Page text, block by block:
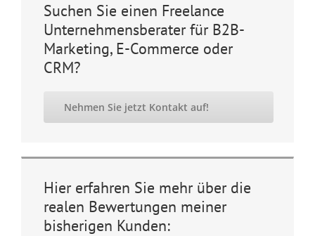
Suchen Sie einen Freelance
Unternehmensberater für B2B-
Marketing, E-Commerce oder
CRM?
Nehmen Sie jetzt Kontakt auf!
Hier erfahren Sie mehr über die
realen Bewertungen meiner
bisherigen Kunden: